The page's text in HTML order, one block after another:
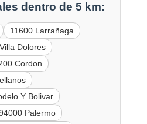
dentro de 5 km:
11600 Larrañaga
Dolores
Cordon
Y Bolivar
Palermo